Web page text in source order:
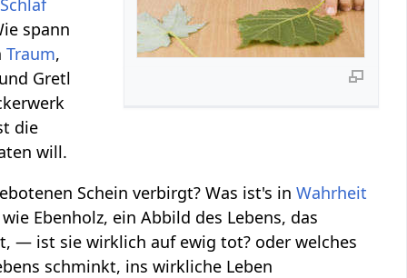
spann
Traum,
Gretl
die
will.
Schein verbirgt? Was ist's inWahrheit
Ebenholz, ein Abbild des Lebens, das
— ist sie wirklich auf ewig tot? oder welches
schminkt, ins wirkliche Leben